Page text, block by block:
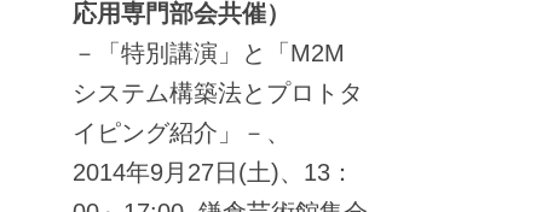
応用専門部会共催）
－「特別講演」と「M2M
システム構築法とプロトタ
イピング紹介」－、
2014年9月27日(土)、13：